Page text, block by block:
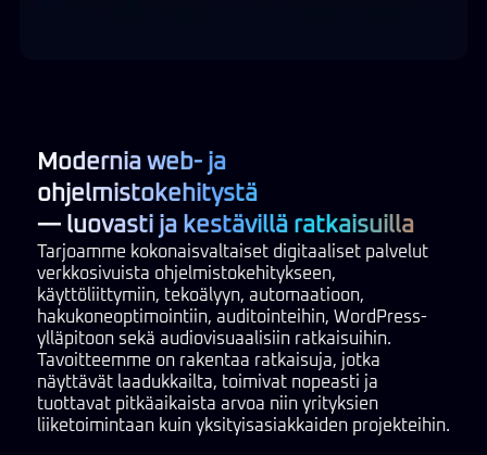
Modernia web- ja
ohjelmistokehitystä
— luovasti ja kestävillä ratkaisuilla
Tarjoamme kokonaisvaltaiset digitaaliset palvelut
verkkosivuista ohjelmistokehitykseen,
käyttöliittymiin, tekoälyyn, automaatioon,
hakukoneoptimointiin, auditointeihin, WordPress-
ylläpitoon sekä audiovisuaalisiin ratkaisuihin.
Tavoitteemme on rakentaa ratkaisuja, jotka
näyttävät laadukkailta, toimivat nopeasti ja
tuottavat pitkäaikaista arvoa niin yrityksien
liiketoimintaan kuin yksityisasiakkaiden projekteihin.